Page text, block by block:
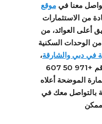
معنا في
من الاستثمارات
أعلى العوائد، من
من الوحدات السكنية
في دبي والشارقة،
تواصل معنا الآن على الرقم +971 50 607
الموضحة أعلاه
بالتواصل معك في